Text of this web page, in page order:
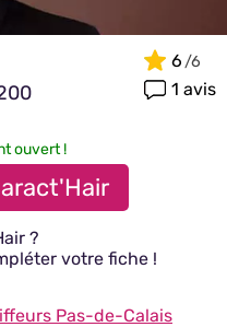
6
1 avis
ouvert !
?
votre fiche !
Pas-de-Calais